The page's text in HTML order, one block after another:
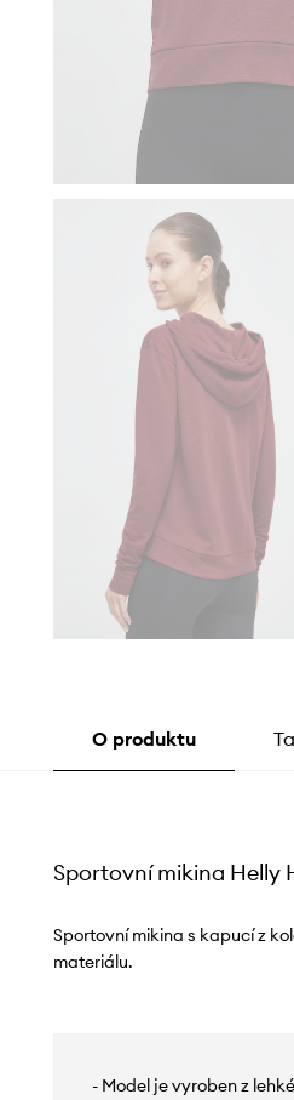
O produktu
Sportovní mikina Helly
Sportovní mikina s kapucí z
materiálu.
- Model je vyroben z